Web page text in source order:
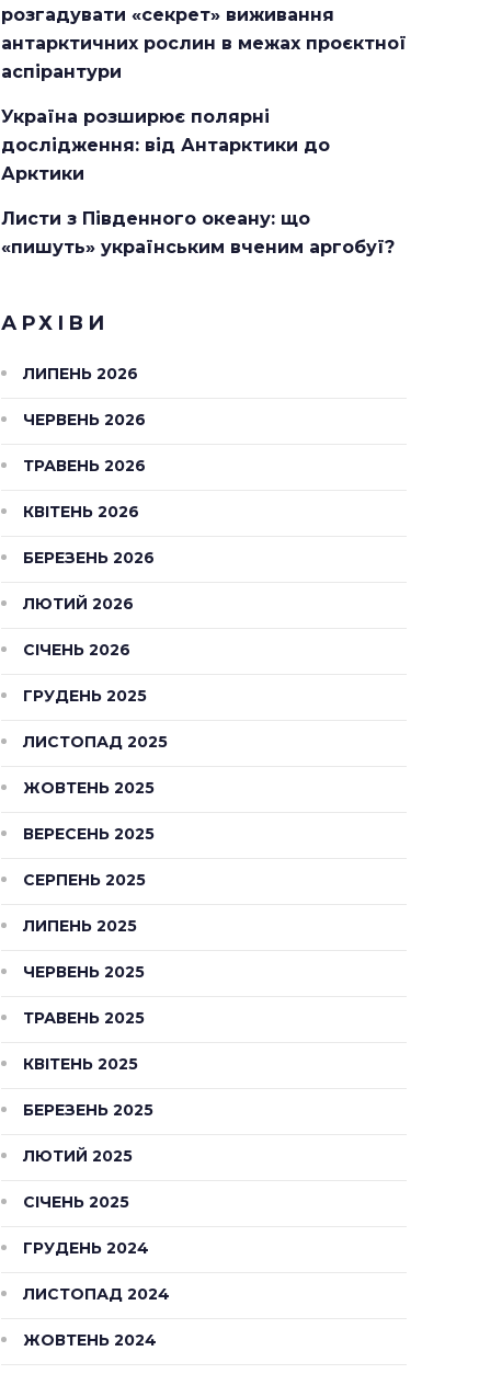
розгадувати «секрет» виживання
антарктичних рослин в межах проєктної
аспірантури
Україна розширює полярні
дослідження: від Антарктики до
Арктики
Листи з Південного океану: що
«пишуть» українським вченим аргобуї?
АРХІВИ
ЛИПЕНЬ 2026
ЧЕРВЕНЬ 2026
ТРАВЕНЬ 2026
КВІТЕНЬ 2026
БЕРЕЗЕНЬ 2026
ЛЮТИЙ 2026
СІЧЕНЬ 2026
ГРУДЕНЬ 2025
ЛИСТОПАД 2025
ЖОВТЕНЬ 2025
ВЕРЕСЕНЬ 2025
СЕРПЕНЬ 2025
ЛИПЕНЬ 2025
ЧЕРВЕНЬ 2025
ТРАВЕНЬ 2025
КВІТЕНЬ 2025
БЕРЕЗЕНЬ 2025
ЛЮТИЙ 2025
СІЧЕНЬ 2025
ГРУДЕНЬ 2024
ЛИСТОПАД 2024
ЖОВТЕНЬ 2024